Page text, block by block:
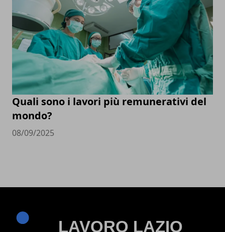
Quali sono i lavori più remunerativi del
mondo?
08/09/2025